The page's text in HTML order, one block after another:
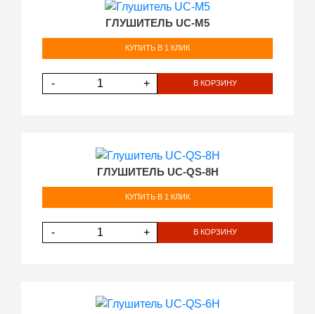
ГЛУШИТЕЛЬ UC-М5
КУПИТЬ В 1 КЛИК
- + В КОРЗИНУ
ГЛУШИТЕЛЬ UC-QS-8Н
КУПИТЬ В 1 КЛИК
- + В КОРЗИНУ